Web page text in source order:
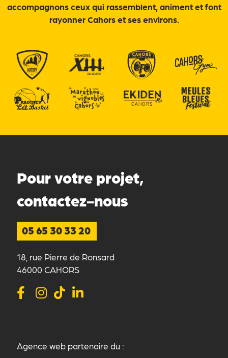
accompagnons ceux qui rassemblent, animent et font
rayonner Cahors et ses environs.
Pour votre projet,
contactez-nous
05 65 30 33 20
18, rue Pierre de Ronsard
46000 CAHORS
Agence web partenaire du :